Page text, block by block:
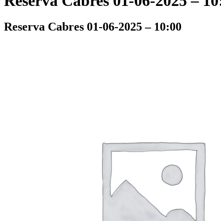
Reserva Cabres 01-06-2025 – 10:00